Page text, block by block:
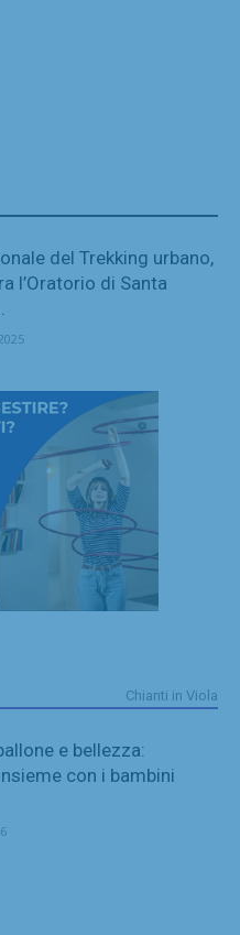
del Trekking urbano,
l’Oratorio di Santa
Chianti in Viola
e bellezza:
con i bambini